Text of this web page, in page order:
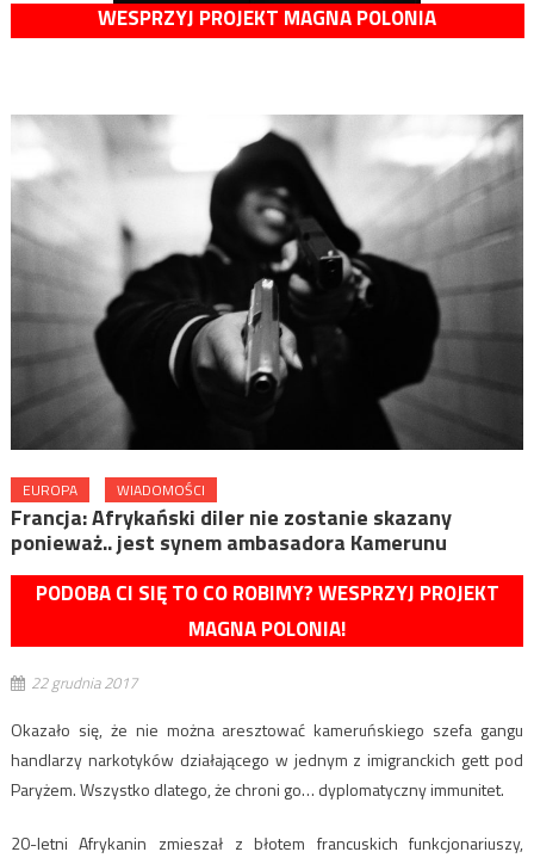
WESPRZYJ PROJEKT MAGNA POLONIA
EUROPA WIADOMOŚCI
Francja: Afrykański diler nie zostanie skazany
ponieważ.. jest synem ambasadora Kamerunu
PODOBA CI SIĘ TO CO ROBIMY? WESPRZYJ PROJEKT
MAGNA POLONIA!
22 grudnia 2017
Okazało się, że nie można aresztować kameruńskiego szefa gangu
handlarzy narkotyków działającego w jednym z imigranckich gett pod
Paryżem. Wszystko dlatego, że chroni go… dyplomatyczny immunitet.
20-letni Afrykanin zmieszał z błotem francuskich funkcjonariuszy,